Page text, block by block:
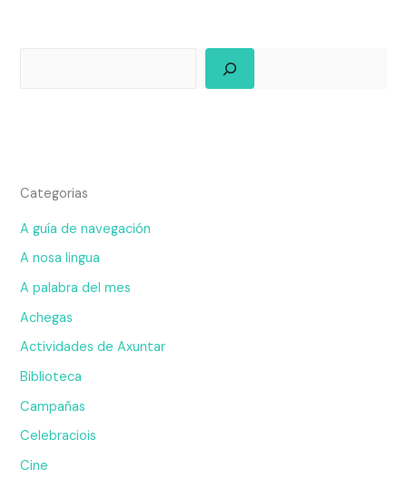
Categorias
A guía de navegación
A nosa lingua
A palabra del mes
Achegas
Actividades de Axuntar
Biblioteca
Campañas
Celebraciois
Cine